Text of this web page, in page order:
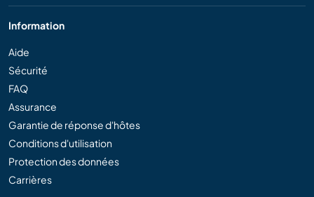
Information
Aide
Sécurité
FAQ
Assurance
Garantie de réponse d'hôtes
Conditions d'utilisation
Protection des données
Carrières